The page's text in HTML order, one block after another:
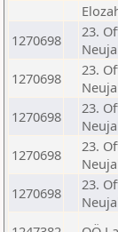
1270698
23.
1270698
23.
1270698
23.
1270698
23.
1270698
23.